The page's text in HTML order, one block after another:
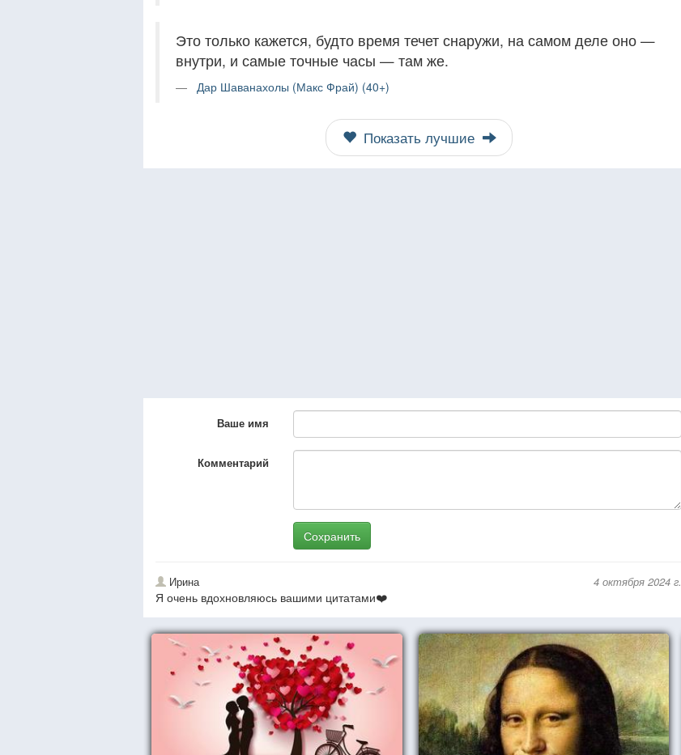
Это только кажется, будто время течет снаружи, на самом деле оно —
внутри, и самые точные часы — там же.
Дар Шаванахолы (Макс Фрай) (40+)
Показать лучшие
Ваше имя
Комментарий
Сохранить
Ирина 4 октября 2024 г.
Я очень вдохновляюсь вашими цитатами❤️